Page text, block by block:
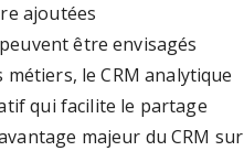
ajoutées
être envisagés
le CRM analytique
qui facilite le partage
majeur du CRM sur